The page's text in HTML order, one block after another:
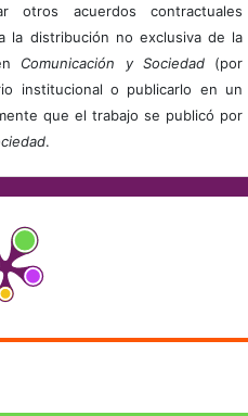
otros acuerdos contractuales
la distribución no exclusiva de la
Comunicación y Sociedad(por
institucional o publicarlo en un
que el trabajo se publicó por
.